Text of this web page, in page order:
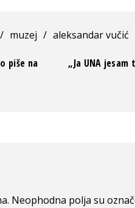
/ muzej / aleksandar vučić
piše na
„Ja UNA
Neophodna polja su